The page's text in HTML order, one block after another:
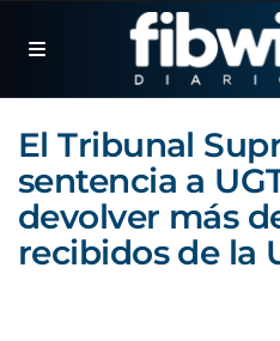
El Tribunal
sentencia a
devolver más
recibidos de la